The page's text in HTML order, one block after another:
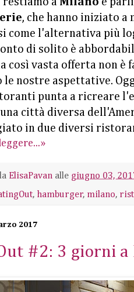
restiamo a Milano e
, che hanno iniziato
come l'alternativa più
di solito è
così vasta offerta non è
le nostre aspettative.
punta a ricreare
città diversa
in due diversi
ElisaPavan alle giugno 03,
, hamburger, milano,
2017
#2: 3 giorni a